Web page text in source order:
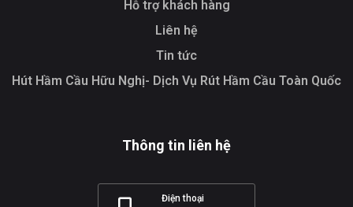
Hỗ trợ khách hàng
Liên hệ
Tin tức
Hút Hầm Cầu Hữu Nghị- Dịch Vụ Rút Hầm Cầu Toàn Quốc
Thông tin liên hệ
Điện thoại